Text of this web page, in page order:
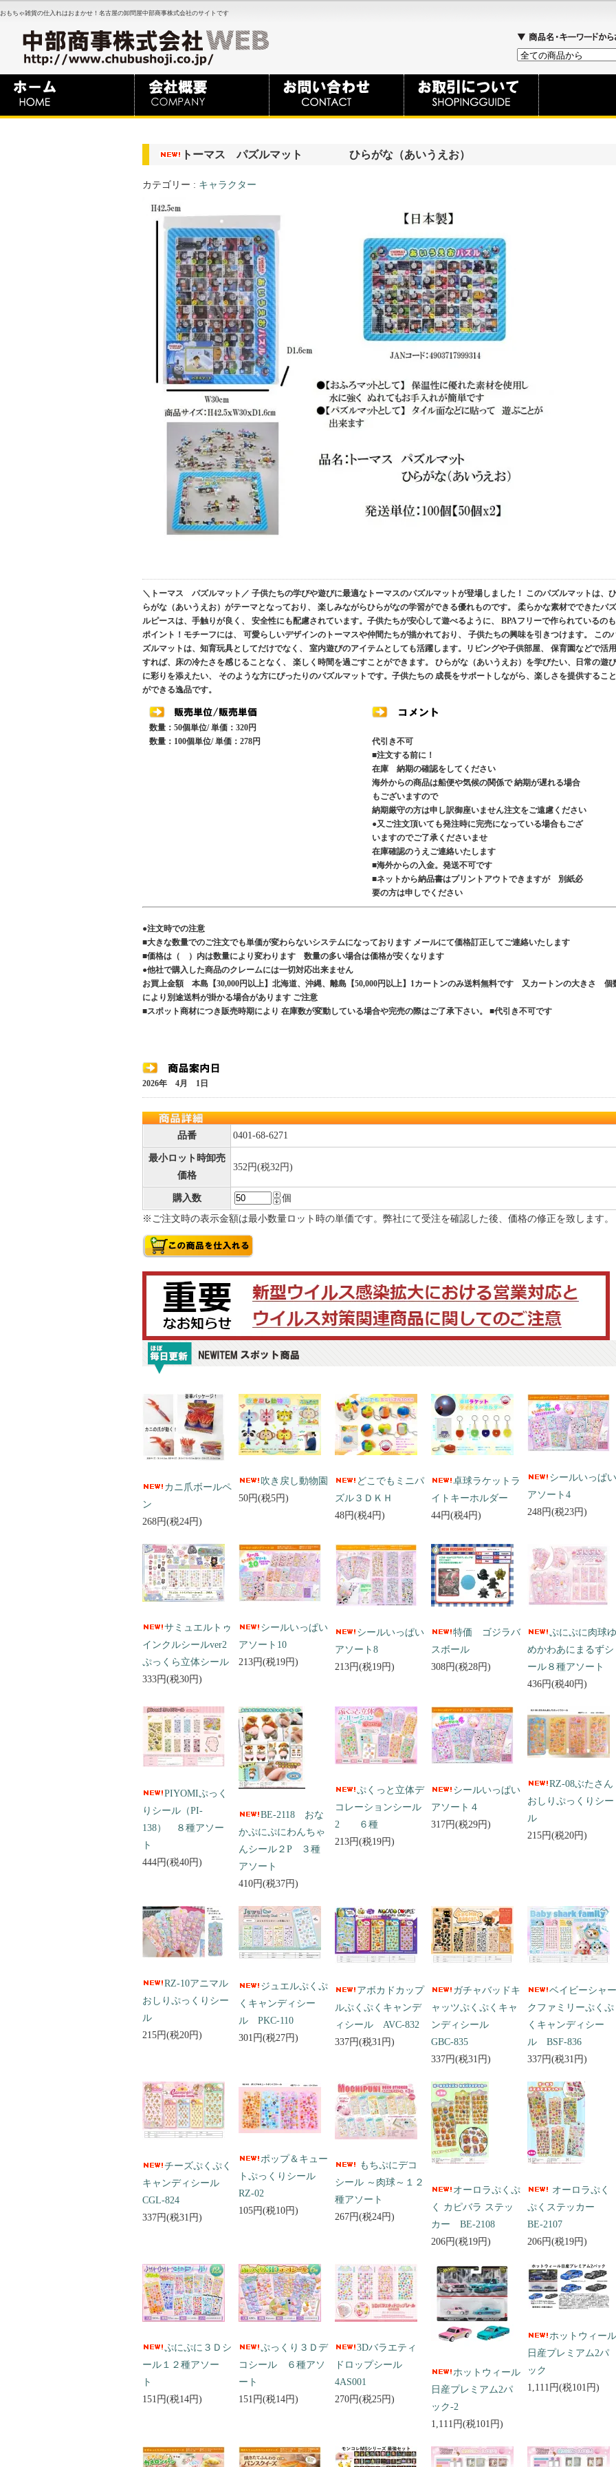
おもちゃ雑貨の仕入れはおまかせ！名古屋の卸問屋中部商事株式会社のサイトです
トーマス パズルマット ひらがな（あいうえお）
カテゴリー : キャラクター
＼トーマス パズルマット／ 子供たちの学びや遊びに最適なトーマスのパズルマットが登場しました！ このパズルマットは、ひ
らがな（あいうえお）がテーマとなっており、 楽しみながらひらがなの学習ができる優れものです。 柔らかな素材でできたパズ
ルピースは、手触りが良く、 安全性にも配慮されています。子供たちが安心して遊べるように、 BPAフリーで作られているのも
ポイント！モチーフには、 可愛らしいデザインのトーマスや仲間たちが描かれており、 子供たちの興味を引きつけます。 この
ズルマットは、知育玩具としてだけでなく、 室内遊びのアイテムとしても活躍します。リビングや子供部屋、 保育園などで活用
すれば、床の冷たさを感じることなく、 楽しく時間を過ごすことができます。 ひらがな（あいうえお）を学びたい、日常の遊び
に彩りを添えたい、 そのような方にぴったりのパズルマットです。子供たちの 成長をサポートしながら、楽しさを提供すること
ができる逸品です。
数量：50個単位/ 単価：320円
数量：100個単位/ 単価：278円
代引き不可
■注文する前に！
在庫 納期の確認をしてください
海外からの商品は船便や気候の関係で 納期が遅れる場合
もございますので
納期厳守の方は申し訳御座いません注文をご遠慮ください
●又ご注文頂いても発注時に完売になっている場合もござ
いますのでご了承くださいませ
在庫確認のうえご連絡いたします
■海外からの入金。発送不可です
■ネットから納品書はプリントアウトできますが 別紙必
要の方は申しでください
●注文時での注意
■大きな数量でのご注文でも単価が変わらないシステムになっております メールにて価格訂正してご連絡いたします
■価格は（ ）内は数量により変わります 数量の多い場合は価格が安くなります
●他社で購入した商品のクレームには一切対応出来ません
お買上金額 本島【30,000円以上】北海道、沖縄、離島【50,000円以上】1カートンのみ送料無料です 又カートンの大きさ 個
により別途送料が掛かる場合があります ご注意
■スポット商材につき販売時期により 在庫数が変動している場合や完売の際はご了承下さい。 ■代引き不可です
2026年 4月 1日
品番 0401-68-6271
最小ロット時卸売
価格
352円(税32円)
購入数
個
※ご注文時の表示金額は最小数量ロット時の単価です。弊社にて受注を確認した後、価格の修正を致します。
カニ爪ボールペ
ン
268円(税24円)
吹き戻し動物園
50円(税5円)
どこでもミニパ
ズル３ＤＫＨ
48円(税4円)
卓球ラケットラ
イトキーホルダー
44円(税4円)
シールいっぱい
アソート4
248円(税23円)
サミュエルトゥ
インクルシールver2
ぷっくら立体シール
333円(税30円)
シールいっぱい
アソート10
213円(税19円)
シールいっぱい
アソート8
213円(税19円)
特価 ゴジラバ
スボール
308円(税28円)
ぷにぷに肉球ゆ
めかわあにまるずシ
ール８種アソート
436円(税40円)
PIYOMIぷっく
りシール（PI-
138） ８種アソー
ト
444円(税40円)
BE-2118 おな
かぷにぷにわんちゃ
んシール２P ３種
アソート
410円(税37円)
ぷくっと立体デ
コレーションシール
2 ６種
213円(税19円)
シールいっぱい
アソート４
317円(税29円)
RZ-08ぶたさん
おしりぷっくりシー
ル
215円(税20円)
RZ-10アニマル
おしりぷっくりシー
ル
215円(税20円)
ジュエルぷくぷ
くキャンディシー
ル PKC-110
301円(税27円)
アボカドカップ
ルぷくぷくキャンデ
ィシール AVC-832
337円(税31円)
ガチャバッドキ
ャッツぷくぷくキャ
ンディシール
GBC-835
337円(税31円)
ベイビーシャー
クファミリーぷくぷ
くキャンディシー
ル BSF-836
337円(税31円)
チーズぷくぷく
キャンディシール
CGL-824
337円(税31円)
ポップ＆キュー
トぷっくりシール
RZ-02
105円(税10円)
もちぷにデコ
シール ～肉球～１２
種アソート
267円(税24円)
オーロラぷくぷ
く カピバラ ステッ
カー BE-2108
206円(税19円)
オーロラぷく
ぷくステッカー
BE-2107
206円(税19円)
ぷにぷに３Ｄシ
ール１２種アソー
ト
151円(税14円)
ぷっくり３Ｄデ
コシール ６種アソ
ート
151円(税14円)
3Dバラエティ
ドロップシール
4AS001
270円(税25円)
ホットウィール
日産プレミアム2パ
ック-2
1,111円(税101円)
ホットウィール
日産プレミアム2パ
ック
1,111円(税101円)